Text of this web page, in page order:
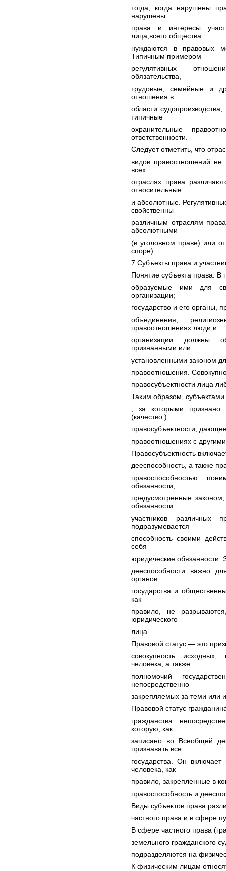
тогда, когда нарушены
нарушены
права и интересы
лица,всего общества
нуждаются в правовых
Типичным примером
регулятивных
обязательства,
трудовые, семейные и
отношения в
области
типичные
охранительные
ответственности.
Следует отметить, что
видов правоотношений не
всех
отраслях права
относительные
и абсолютные.
свойственны
различным отраслям
абсолютными
(в уголовном праве) или
споре).
7 Субъекты права и
Понятие субъекта права. В
образуемые ими для
организации;
государство и его органы,
объединения,
правоотношениях люди и
организации должны
признанными или
установленными законом
правоотношения.
правосубъектности лица
Таким образом,
, за которыми признано
(качество )
правосубъектности,
правоотношениях с
Правосубъектность
дееспособность, а также
правоспособностью
обязанности,
предусмотренные
обязанности
участников различных
подразумевается
способность своими
себя
юридические обязанности.
дееспособности важно
органов
государства и
как
правило, не
юридического
лица.
Правовой статус — это
совокупность
человека, а также
полномочий
непосредственно
закрепляемых за теми или
Правовой статус
гражданства
которую, как
записано во Всеобщей
признавать все
государства. Он
человека, как
правило, закрепленные в
правоспособность и
Виды субъектов права
частного права и в сфере
В сфере частного права
земельного гражданского
подразделяются на
К физическим лицам